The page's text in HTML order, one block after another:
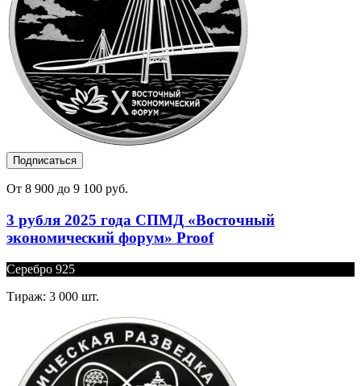
Подписаться
От 8 900 до 9 100 руб.
3 рубля 2025 года СПМД «Восточный
экономический форум» Proof
Серебро 925
Тираж: 3 000 шт.